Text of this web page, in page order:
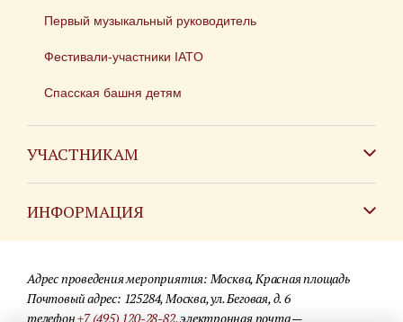
Первый музыкальный руководитель
Фестивали-участники IATO
Спасская башня детям
УЧАСТНИКАМ
ИНФОРМАЦИЯ
Для СМИ
Адрес проведения мероприятия: Москва, Красная площадь
Почтовый адрес: 125284, Москва, ул. Беговая, д. 6
телефон+7 (495) 120-28-82, электронная почта —